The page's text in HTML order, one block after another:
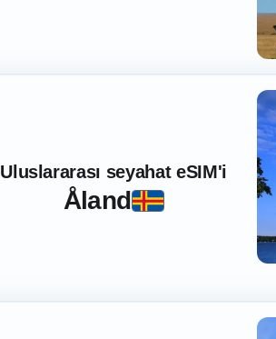
Uluslararası seyahat eSIM'i
Åland